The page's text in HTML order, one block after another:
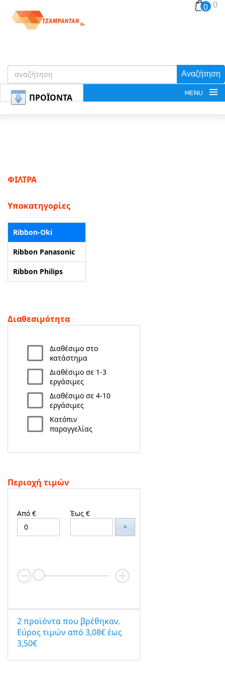
Αναζήτηση
0 0
ΠΡΟΪΟΝΤΑ MENU
ΑΡΧΙΚΗ
ΠΟΙΟΙ ΕΙΜΑΣΤΕ
ΕΠΙΚΟΙΝΩΝΙΑ
2310.769.050 - 2313.078.238
ΦΙΛΤΡΑ
Υποκατηγορίες
Ribbon-Oki
Ribbon Panasonic
Ribbon Philips
Διαθεσιμότητα
Διαθέσιμο στο
κατάστημα
Διαθέσιμο σε 1-3
εργάσιμες
Διαθέσιμο σε 4-10
εργάσιμες
Κατόπιν
παραγγελίας
Περιοχή τιμών
Από € Έως €
>
2 προϊόντα που βρέθηκαν.
Eύρος τιμών από 3,08€ έως
3,50€